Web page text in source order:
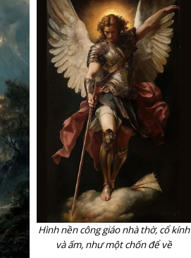
Hình nền công giáo nhà thờ, cổ kính
và ấm, như một chốn để về